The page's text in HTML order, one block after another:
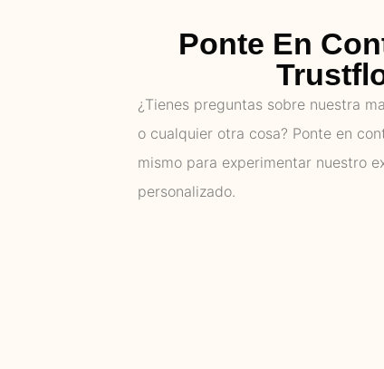
Ponte En
¿Tienes preguntas sobre nuestra
o cualquier otra cosa? Ponte en
mismo para experimentar nuestro
personalizado.